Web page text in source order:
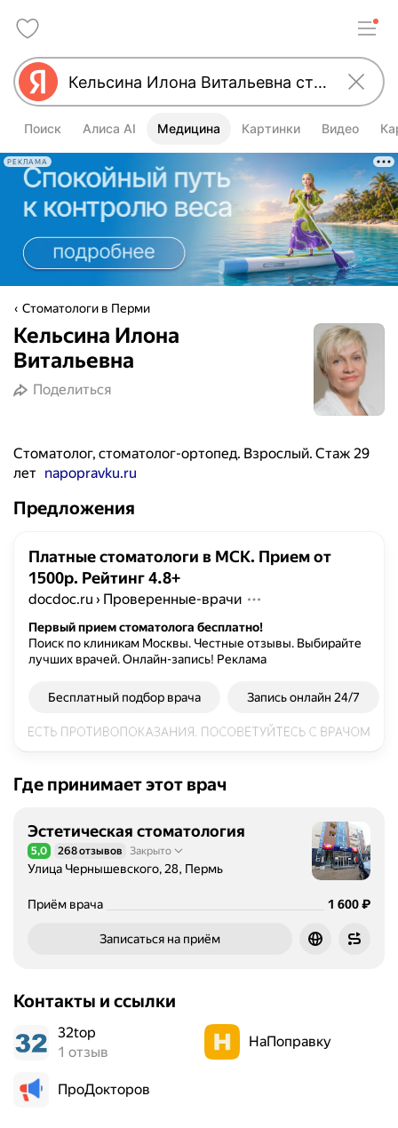
Поиск Алиса AI Медицина Картинки Видео
РЕКЛАМА
Стоматологи в Перми
Кельсина Илона
Витальевна
Поделиться
Стоматолог, стоматолог-ортопед. Взрослый. Стаж 29
лет napopravku.ru
Предложения
Платные стоматологи в МСК. Прием от
1500р. Рейтинг 4.8+
docdoc.ru › Проверенные-врачи
Первый прием стоматолога бесплатно!
Поиск по клиникам Москвы. Честные отзывы. Выбирайте
лучших врачей. Онлайн-запись! Реклама
Бесплатный подбор врача Запись онлайн 24/7
Где принимает этот врач
Эстетическая стоматология
Рейтинг 5,0 из 5
5,0 268 отзывов Закрыто
Улица Чернышевского, 28, Пермь
Приём врача Цена
1600
1 600₽
Записаться на приём
Контакты и ссылки
32top
1 отзыв
НаПоправку
ПроДокторов